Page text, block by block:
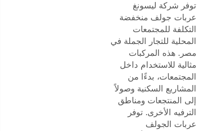
توفر شركة ليسونغ
عربات جولف منخفضة
التكلفة للمجتمعات
المحلية للتجار الجملة في
مصر. هذه المركبات
مثالية للاستخدام داخل
المجتمعات، بدءًا من
المشاريع السكنية وصولاً
إلى المنتجعات ومناطق
الترفيه الأخرى. توفر
عربات الجولف